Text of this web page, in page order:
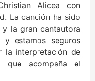
Alicea con
La canción ha sido
la gran cantautora
y estamos seguros
la interpretación de
acompaña el